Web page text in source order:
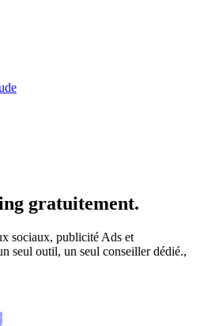
gratuitement.
sociaux, publicité Ads et
seul outil, un seul conseiller dédié.,